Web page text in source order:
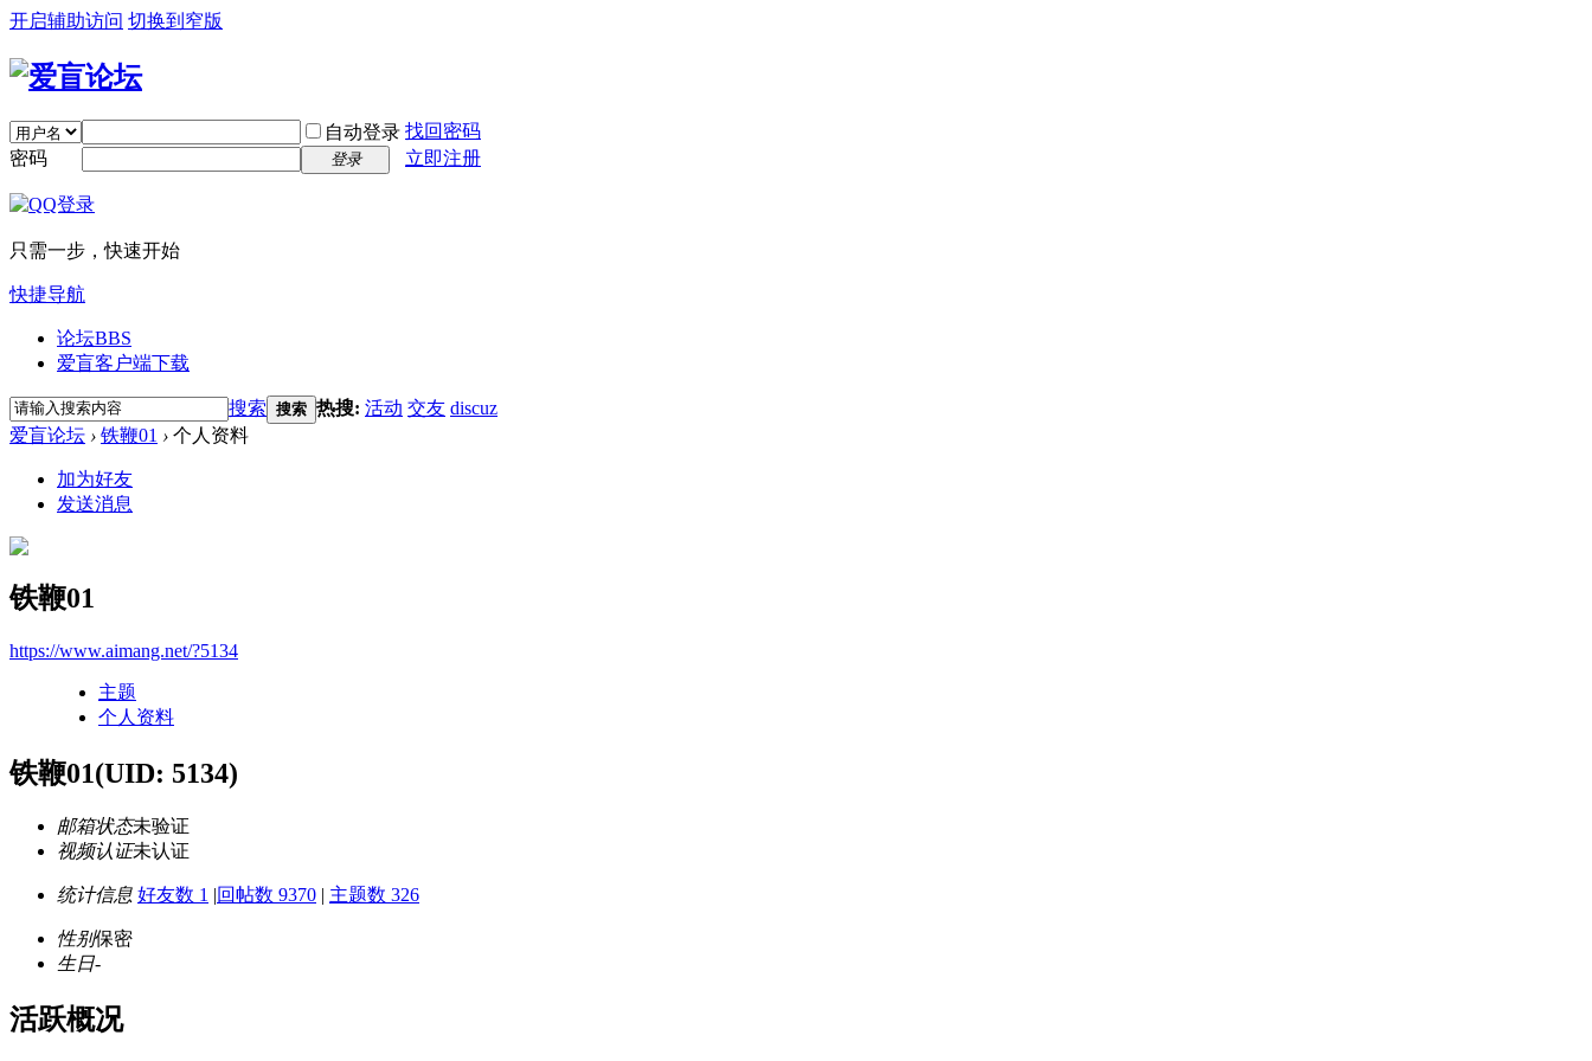
开启辅助访问 切换到窄版
自动登录 找回密码
密码
登录 立即注册
只需一步，快速开始
快捷导航
论坛BBS
爱盲客户端下载
搜索 搜索 热搜: 活动 交友 discuz
爱盲论坛 › 铁鞭01 › 个人资料
加为好友
发送消息
铁鞭01
https://www.aimang.net/?5134
主题
个人资料
铁鞭01(UID: 5134)
邮箱状态未验证
视频认证未认证
统计信息 好友数 1 |回帖数 9370 | 主题数 326
性别保密
生日-
活跃概况